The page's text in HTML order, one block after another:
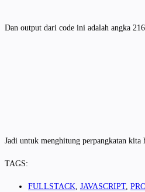
Dan output dari code ini adalah angka
Jadi untuk menghitung perpangkatan
TAGS:
FULLSTACK, JAVASCRIPT,